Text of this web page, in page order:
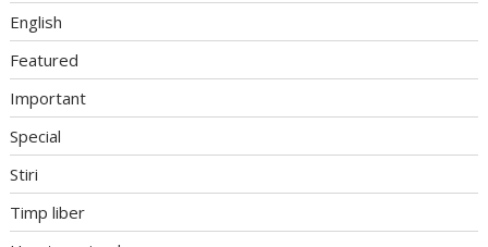
English
Featured
Important
Special
Stiri
Timp liber